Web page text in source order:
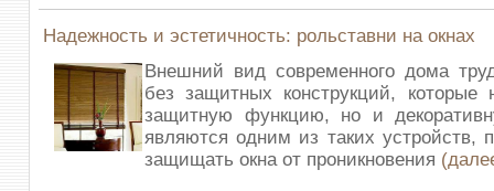
Надежность и эстетичность: рольставни на окнах
Внешний вид современного дома
без защитных конструкций, которые
защитную функцию, но и
являются одним из таких устройств,
защищать окна от проникновения